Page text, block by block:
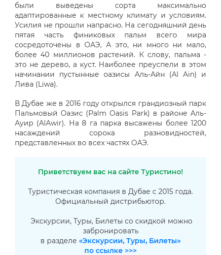
были выведены сорта максимально
адаптированные к местному климату и условиям.
Усилия не прошли напрасно. На сегодняшний день
пятая часть финиковых пальм всего мира
сосредоточены в ОАЭ, А это, ни много ни мало,
более 40 миллионов растений. К слову, пальма -
это не дерево, а куст. Наиболее преуспели в этом
начинании пустынные оазисы Аль-Айн (Al Ain) и
Лива (Liwa).
В Дубае же в 2016 году открылся грандиозный парк
Пальмовый Оазис (Palm Oasis Park) в районе Аль-
Ауир (AlAwir). На 8 га парка высажены более 1200
насаждений сорока разновидностей,
представленных во всех частях ОАЭ.
Приветствуем вас на сайте Туристино!
Туристическая компания в Дубае с 2015 года.
Официальный дистрибьютор.
Экскурсии, Туры, Билеты со скидкой можно
забронировать
в разделе «Экскурсии, Туры, Билеты»
по ссылке >>>